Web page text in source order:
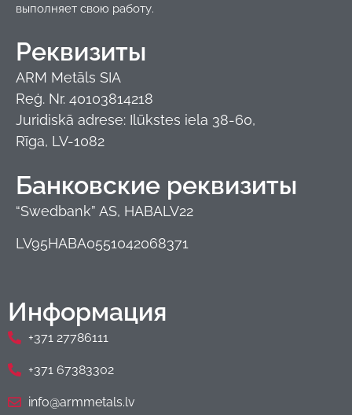
выполняет свою работу.
Реквизиты
ARM Metāls SIA
Reģ. Nr. 40103814218
Juridiskā adrese: Ilūkstes iela 38-60,
Rīga, LV-1082
Банковские реквизиты
“Swedbank” AS, HABALV22
LV95HABA0551042068371
Информация
+371 27786111
+371 67383302
info@armmetals.lv